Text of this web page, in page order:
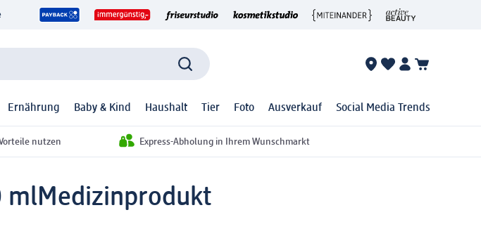
Ernährung Baby & Kind Haushalt Tier Foto Ausverkauf Social Media Trends
nutzen Express-Abholung in Ihrem Wunschmarkt
mlMedizinprodukt